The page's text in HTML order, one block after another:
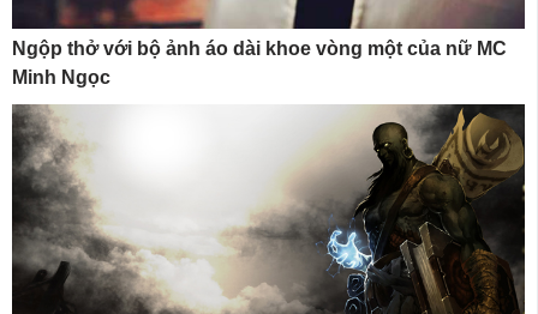
Ngộp thở với bộ ảnh áo dài khoe vòng một của nữ MC
Minh Ngọc